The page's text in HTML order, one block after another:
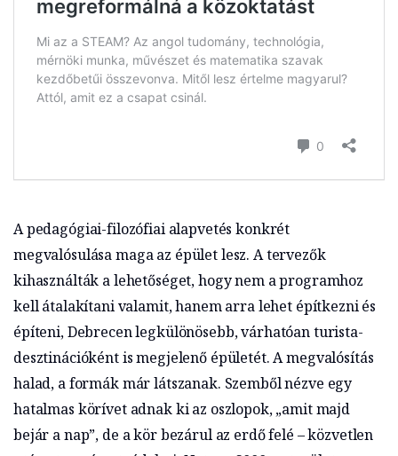
A pedagógiai-filozófiai alapvetés konkrét
megvalósulása maga az épület lesz. A tervezők
kihasználták a lehetőséget, hogy nem a programhoz
kell átalakítani valamit, hanem arra lehet építkezni és
építeni, Debrecen legkülönösebb, várhatóan turista-
desztinációként is megjelenő épületét. A megvalósítás
halad, a formák már látszanak. Szemből nézve egy
hatalmas körívet adnak ki az oszlopok, „amit majd
bejár a nap”, de a kör bezárul az erdő felé – közvetlen